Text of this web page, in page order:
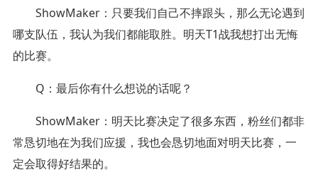
ShowMaker：只要我们自己不摔跟头，那么无论遇到
哪支队伍，我认为我们都能取胜。明天T1战我想打出无悔
的比赛。
Q：最后你有什么想说的话呢？
ShowMaker：明天比赛决定了很多东西，粉丝们都非
常恳切地在为我们应援，我也会恳切地面对明天比赛，一
定会取得好结果的。